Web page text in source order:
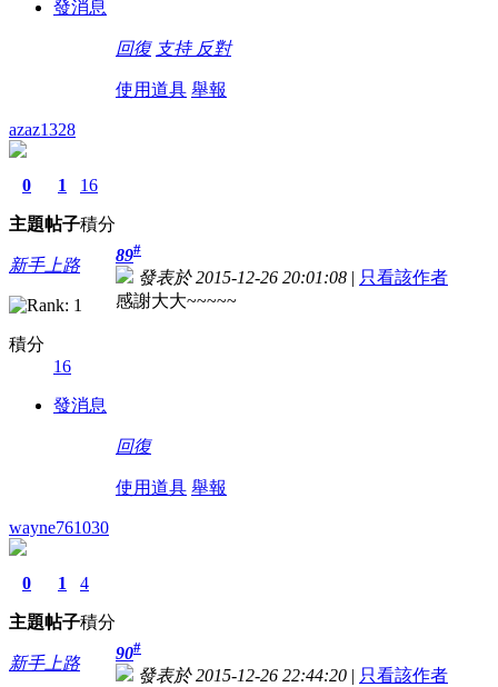
發消息
回復 支持 反對
使用道具 舉報
azaz1328
0
主題
1
帖子
16
積分
新手上路
積分
16
發消息
89#
發表於 2015-12-26 20:01:08 | 只看該作者
感謝大大~~~~~
回復
使用道具 舉報
wayne761030
0
主題
1
帖子
4
積分
新手上路
90#
發表於 2015-12-26 22:44:20 | 只看該作者